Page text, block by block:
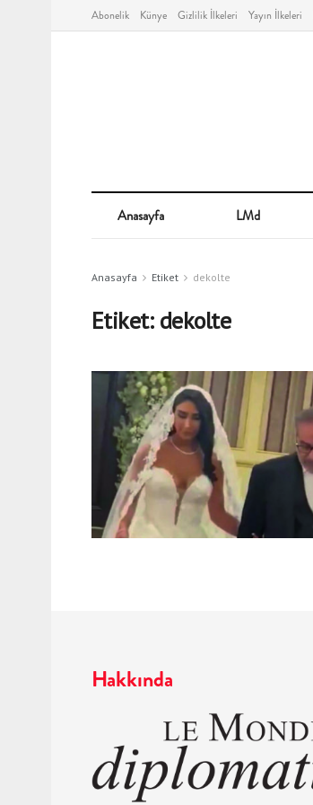
Abonelik Künye Gizlilik İlkeleri Yayın İlkeleri
Anasayfa LMd
Anasayfa Etiket dekolte
Etiket: dekolte
Hakkında